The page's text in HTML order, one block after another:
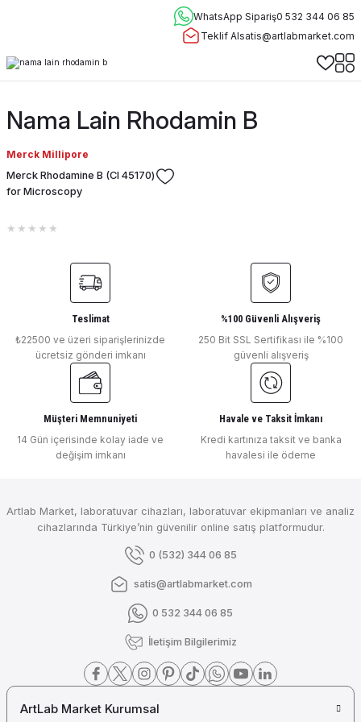
WhatsApp Sipariş0 532 344 06 85
Teklif Alsatis@artlabmarket.com
Nama Lain Rhodamin B
Merck Millipore
Merck Rhodamine B (CI 45170)
for Microscopy
Teslimat
₺22500 ve üzeri siparişlerinizde
ücretsiz gönderi imkanı
%100 Güvenli Alışveriş
250 Bit SSL Sertifikası ile %100
güvenli alışveriş
Müşteri Memnuniyeti
14 Gün içerisinde kolay iade ve
değişim imkanı
Havale ve Taksit İmkanı
Kredi kartınıza taksit ve banka
havalesi ile ödeme
Artlab Market, laboratuvar cihazları, laboratuvar ekipmanları ve analiz
cihazlarında Türkiye’nin güvenilir online satış platformudur.
0 (532) 344 06 85
satis@artlabmarket.com
0 532 344 06 85
İletişim Bilgilerimiz
ArtLab Market Kurumsal